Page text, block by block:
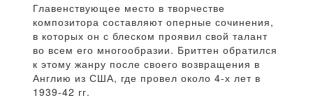
Главенствующее место в творчестве
композитора составляют оперные сочинения,
в которых он с блеском проявил свой талант
во всем его многообразии. Бриттен обратился
к этому жанру после своего возвращения в
Англию из США, где провел около 4-х лет в
1939-42 гг.